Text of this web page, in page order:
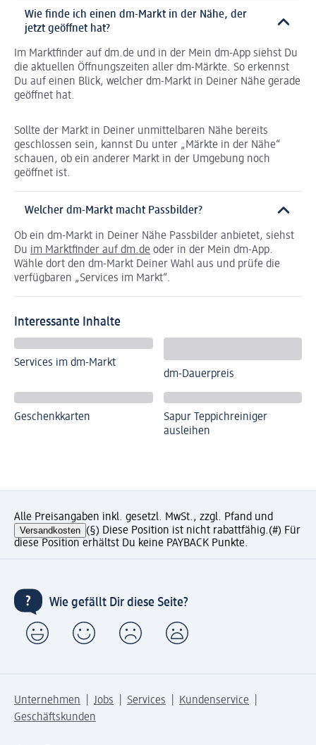
Wie finde ich einen dm-Markt in der Nähe, der
jetzt geöffnet hat?
Im Marktfinder auf dm.de und in der Mein dm-App siehst Du
die aktuellen Öffnungszeiten aller dm-Märkte. So erkennst
Du auf einen Blick, welcher dm-Markt in Deiner Nähe gerade
geöffnet hat.
Sollte der Markt in Deiner unmittelbaren Nähe bereits
geschlossen sein, kannst Du unter „Märkte in der Nähe“
schauen, ob ein anderer Markt in der Umgebung noch
geöffnet ist.
Welcher dm-Markt macht Passbilder?
Ob ein dm-Markt in Deiner Nähe Passbilder anbietet, siehst
Du im Marktfinder auf dm.de oder in der Mein dm-App.
Wähle dort den dm-Markt Deiner Wahl aus und prüfe die
verfügbaren „Services im Markt“.
Interessante Inhalte
Services im dm-Markt
dm-Dauerpreis
Geschenkkarten
Sapur Teppichreiniger
ausleihen
Alle Preisangaben inkl. gesetzl. MwSt., zzgl. Pfand und
Versandkosten (§) Diese Position ist nicht rabattfähig.(#) Für
diese Position erhältst Du keine PAYBACK Punkte.
Wie gefällt Dir diese Seite?
Unternehmen Jobs Services
Kundenservice
Geschäftskunden